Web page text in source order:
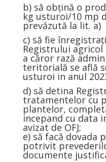
b) să obțină o
kg usturoi/10 mp
prevăzută la lit. a)
c) să fie
Registrului
a căror rază
teritorială se află
usturoi in anul
d) să detina
tratamentelor cu
plantelor,
incepand cu data
avizat de OFJ;
e) să facă dovada
potrivit
documente